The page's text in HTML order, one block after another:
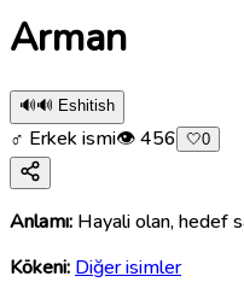
Arman
🔊🔊 Eshitish
♂ Erkek ismi👁456 🤍0
Anlamı: Hayali olan, hedef
Kökeni: Diğer isimler